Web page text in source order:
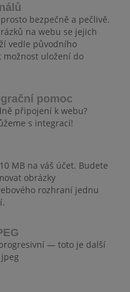
bezpečně a pečlivě.
na webu se jejich
vedle původního
možnost uložení do
pomoc
připojení k webu?
s integrací!
MB na váš účet. Budete
obrázky
rozhraní jednu
— toto je další